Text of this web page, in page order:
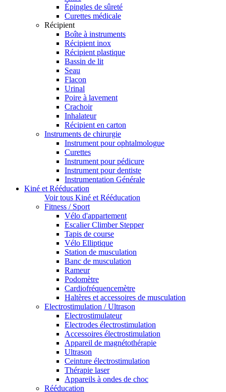
Épingles de sûreté
Curettes médicale
Récipient
Boîte à instruments
Récipient inox
Récipient plastique
Bassin de lit
Seau
Flacon
Urinal
Poire à lavement
Crachoir
Inhalateur
Récipient en carton
Instruments de chirurgie
Instrument pour ophtalmologue
Curettes
Instrument pour pédicure
Instrument pour dentiste
Instrumentation Générale
Kiné et Rééducation
Voir tous Kiné et Rééducation
Fitness / Sport
Vélo d'appartement
Escalier Climber Stepper
Tapis de course
Vélo Elliptique
Station de musculation
Banc de musculation
Rameur
Podomètre
Cardiofréquencemètre
Haltères et accessoires de musculation
Electrostimulation / Ultrason
Electrostimulateur
Electrodes électrostimulation
Accessoires électrostimulation
Appareil de magnétothérapie
Ultrason
Ceinture électrostimulation
Thérapie laser
Appareils à ondes de choc
Rééducation